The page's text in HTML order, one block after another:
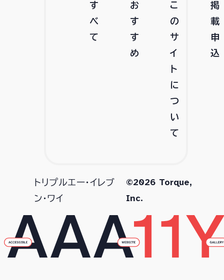
す
べ
て
お
す
す
め
こ
の
サ
イ
ト
に
つ
い
て
掲
載
申
込
トリプルエー・イレブ
ン・ワイ
©2026 Torque,
Inc.